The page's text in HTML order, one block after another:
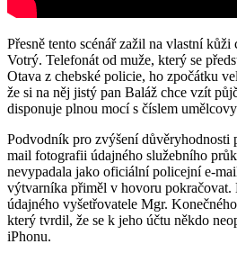
Přesně tento scénář zažil na vlastní
Votrý. Telefonát od muže, který se
Otava z chebské policie, ho zpočátku
že si na něj jistý pan Baláž chce vzít
disponuje plnou mocí s číslem
Podvodník pro zvýšení důvěryhodnosti
mail fotografii údajného služebního
nevypadala jako oficiální policejní e-
výtvarníka přiměl v hovoru pokračovat.
údajného vyšetřovatele Mgr.
který tvrdil, že se k jeho účtu někdo
iPhonu.